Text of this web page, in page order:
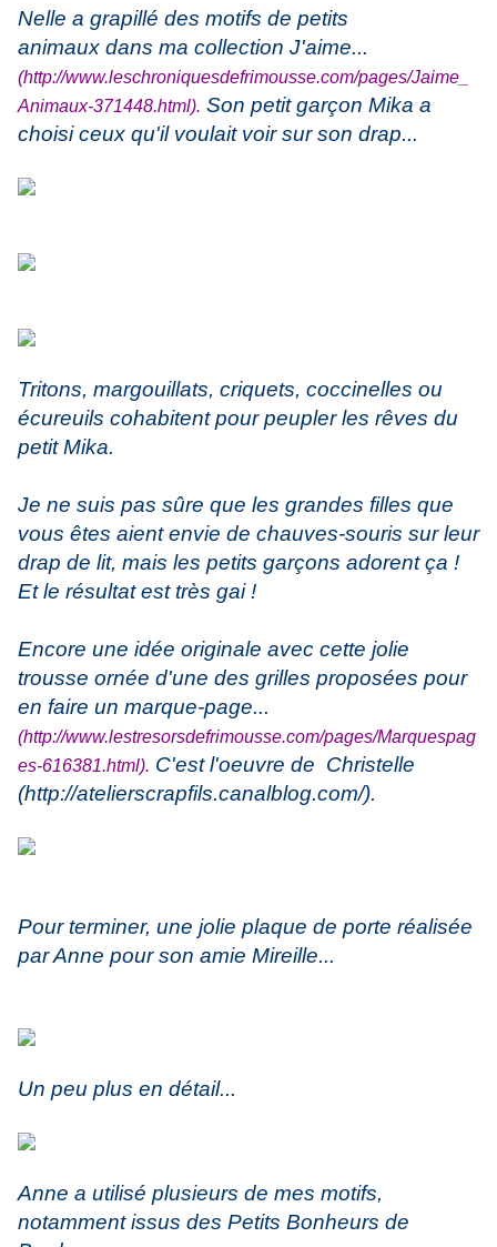
Nelle a grapillé des motifs de petits
animaux dans ma collection J'aime...
(http://www.leschroniquesdefrimousse.com/pages/Jaime_
Animaux-371448.html). Son petit garçon Mika a
choisi ceux qu'il voulait voir sur son drap...
Tritons, margouillats, criquets, coccinelles ou
écureuils cohabitent pour peupler les rêves du
petit Mika.
Je ne suis pas sûre que les grandes filles que
vous êtes aient envie de chauves-souris sur leur
drap de lit, mais les petits garçons adorent ça !
Et le résultat est très gai !
Encore une idée originale avec cette jolie
trousse ornée d'une des grilles proposées pour
en faire un marque-page...
(http://www.lestresorsdefrimousse.com/pages/Marquespag
es-616381.html). C'est l'oeuvre de Christelle
(http://atelierscrapfils.canalblog.com/).
Pour terminer, une jolie plaque de porte réalisée
par Anne pour son amie Mireille...
Un peu plus en détail...
Anne a utilisé plusieurs de mes motifs,
notamment issus des Petits Bonheurs de